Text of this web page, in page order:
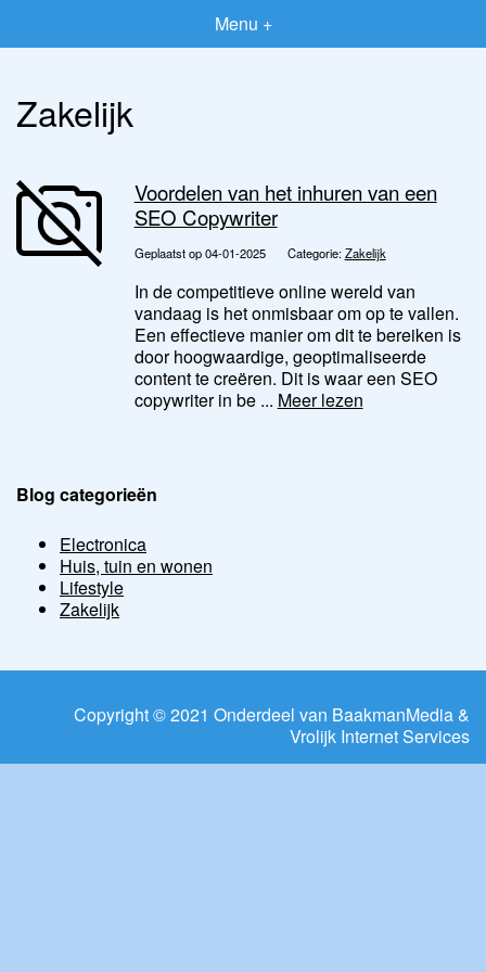
Menu +
Zakelijk
Voordelen van het inhuren van een
SEO Copywriter
Geplaatst op 04-01-2025 Categorie:Zakelijk
In de competitieve online wereld van
vandaag is het onmisbaar om op te vallen.
Een effectieve manier om dit te bereiken is
door hoogwaardige, geoptimaliseerde
content te creëren. Dit is waar een SEO
copywriter in be ... Meer lezen
Blog categorieën
Electronica
Huis, tuin en wonen
Lifestyle
Zakelijk
Copyright © 2021 Onderdeel van BaakmanMedia&
Vrolijk Internet Services